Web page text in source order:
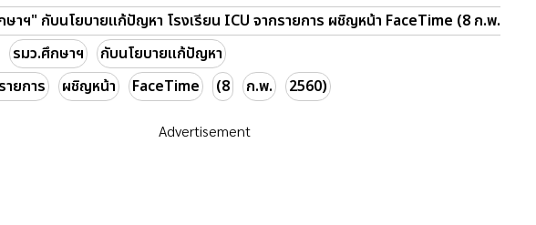
าฯ" กับนโยบายแก้ปัญหา โรงเรียน ICU จากรายการ ผชิญหน้า FaceTime (8 ก.พ.
รมว.ศึกษาฯ
กับนโยบายแก้ปัญหา
ายการ ผชิญหน้า FaceTime (8 ก.พ. 2560)
Advertisement